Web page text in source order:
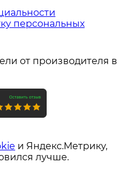
персональных
от производителя в
и Яндекс.Метрику,
лучше.